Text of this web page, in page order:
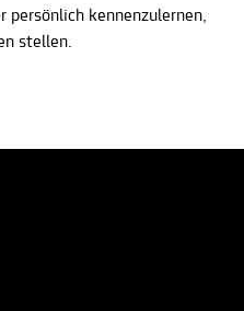
persönlich kennenzulernen,
stellen.